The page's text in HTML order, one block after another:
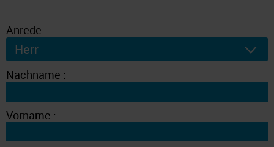
Anrede :
Nachname :
Vorname :